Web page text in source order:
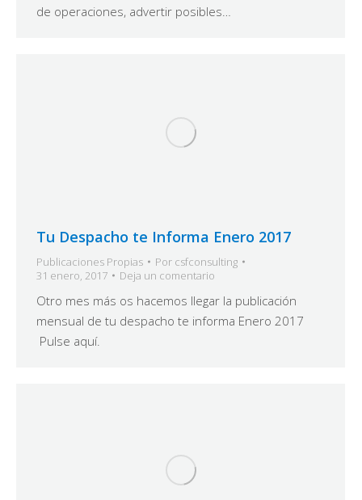
de operaciones, advertir posibles…
Tu Despacho te Informa Enero 2017
Publicaciones Propias Por csfconsulting
31 enero, 2017
Deja un comentario
Otro mes más os hacemos llegar la publicación
mensual de tu despacho te informa Enero 2017
Pulse aquí.